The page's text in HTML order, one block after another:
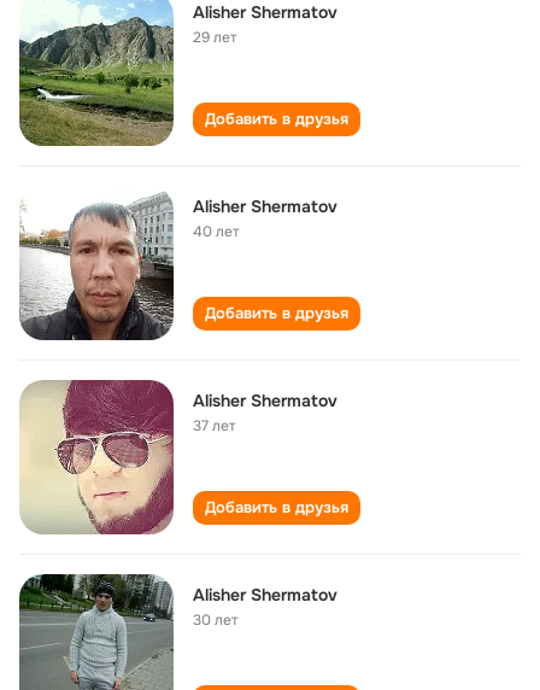
Alisher Shermatov
29 лет
Добавить в друзья
Alisher Shermatov
40 лет
Добавить в друзья
Alisher Shermatov
37 лет
Добавить в друзья
Alisher Shermatov
30 лет